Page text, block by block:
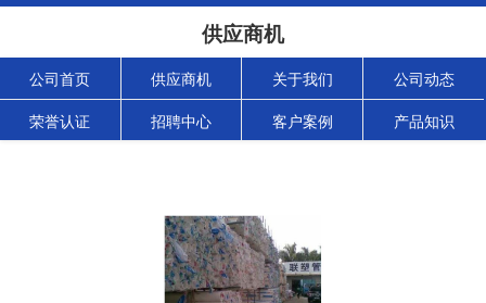
供应商机
公司首页 供应商机 关于我们 公司动态
荣誉认证 招聘中心 客户案例 产品知识